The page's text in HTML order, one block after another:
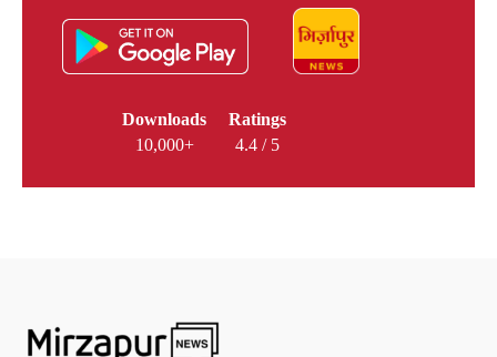
Downloads
10,000+
Ratings
4.4 / 5